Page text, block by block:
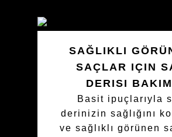
SAĞLIKLI
SAÇLAR IÇIN
DERISI
Basit ipuçlarıyla
derinizin sağlığını
ve sağlıklı görünen